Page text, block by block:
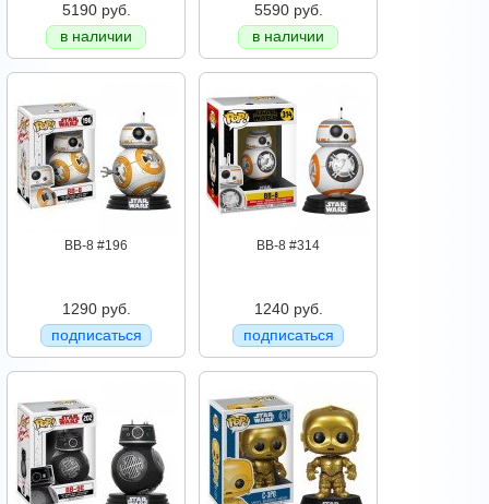
5190 руб.
в наличии
5590 руб.
в наличии
BB-8 #196
1290 руб.
подписаться
BB-8 #314
1240 руб.
подписаться